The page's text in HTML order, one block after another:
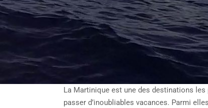
La Martinique est une des destinations
passer d’inoubliables vacances. Parmi